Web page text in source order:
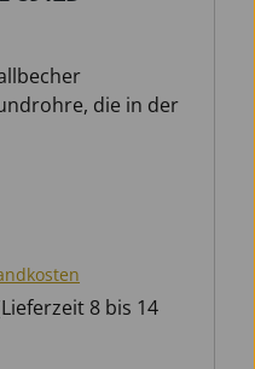
die in der
8 bis 14